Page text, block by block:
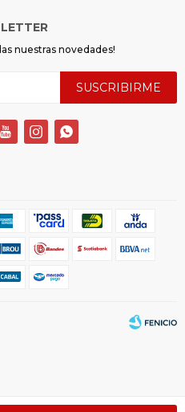
nuestras novedades!
SUSCRIBIRME
  